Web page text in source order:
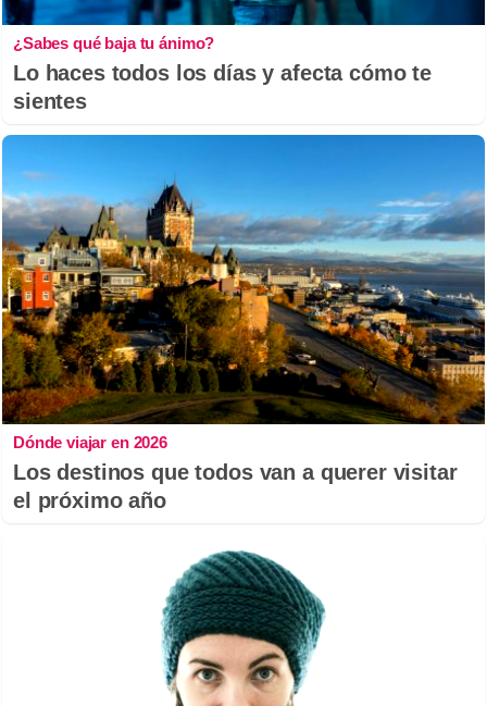
¿Sabes qué baja tu ánimo?
Lo haces todos los días y afecta cómo te
sientes
Dónde viajar en 2026
Los destinos que todos van a querer visitar
el próximo año